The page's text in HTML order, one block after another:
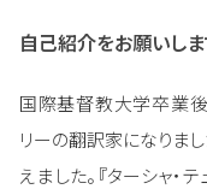
自己紹介をお願いしま
国際基督教大学卒業後
リーの翻訳家になりまし
えました。『ターシャ